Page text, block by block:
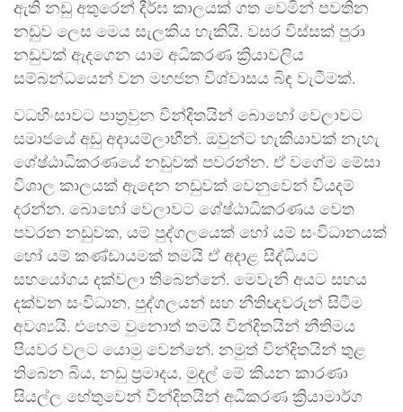
ඇති නඩු අතුරෙන් දීර්ඝ කාලයක් ගත වෙමින් පවතින
නඩුව ලෙස මෙය සැලකිය හැකියි. වසර විස්සක් පුරා
නඩුවක් ඇදගෙන යාම අධිකරණ ක්‍රියාවලිය
සම්බන්ධයෙන් වන මහජන විශ්වාසය බිඳ වැටීමක්.
වධහිංසාවට පාත්‍රවුන වින්දිතයින් බොහෝ වෙලාවට
සමාජයේ අඩු අදායම්ලාභීන්. ඔවුන්ට හැකියාවක් නැහැ
ශේෂ්ඨාධිකරණයේ නඩුවක් පවරන්න. ඒ වගේම මේසා
විශාල කාලයක් ඇදෙන නඩුවක් වෙනුවෙන් වියදම්
දරන්න. බොහෝ වෙලාවට ශේෂ්ඨාධිකරණය වෙත
පවරන නඩුවක, යම් පුද්ගලයෙක් හෝ යම් සංවිධානයක්
හෝ යම් කණ්ඩායමක් තමයි ඒ අදාළ සිද්ධියට
සහයෝගය දක්වලා තිබෙන්නේ. මෙවැනි අයට සහය
දක්වන සංවිධාන, පුද්ගලයන් සහ නීතිඥවරුන් සිටීම
අවශ්‍යයි. එහෙම වුනොත් තමයි වින්දිතයින් නීතිමය
පියවර වලට යොමු වෙන්නේ. නමුත් වින්දිතයින් තුළ
තිබෙන බිය, නඩු ප්‍රමාදය, මුදල් මේ කියන කාරණා
සියල්ල හේතුවෙන් වින්දිතයින් අධිකරණ ක්‍රියාමාර්ග